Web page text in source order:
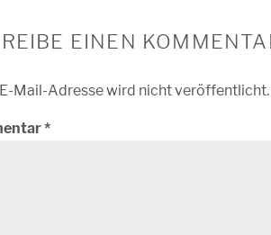
EINEN
Mail-Adresse wird nicht veröffentlicht.
*